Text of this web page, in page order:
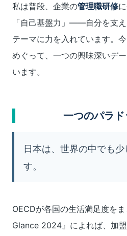
私は普段、企業の管理職研修
「自己基盤力」――自分を支
テーマに力を入れています。
めぐって、一つの興味深いデ
います。
一つのパラ
日本は、世界の中でも
す。
OECDが各国の生活満足度を
Glance 2024』によれば、加